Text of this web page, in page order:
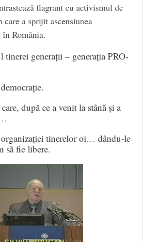
flagrant cu activismul de
a sprijit ascensiunea
România.
tinerei generații – generația PRO-
după ce a venit la stână și a
tinerelor oi… dându-le
să fie libere.